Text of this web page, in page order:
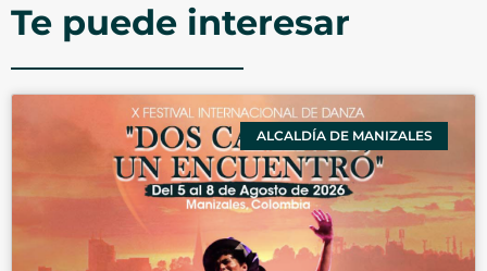
Te puede interesar
ALCALDÍA DE MANIZALES